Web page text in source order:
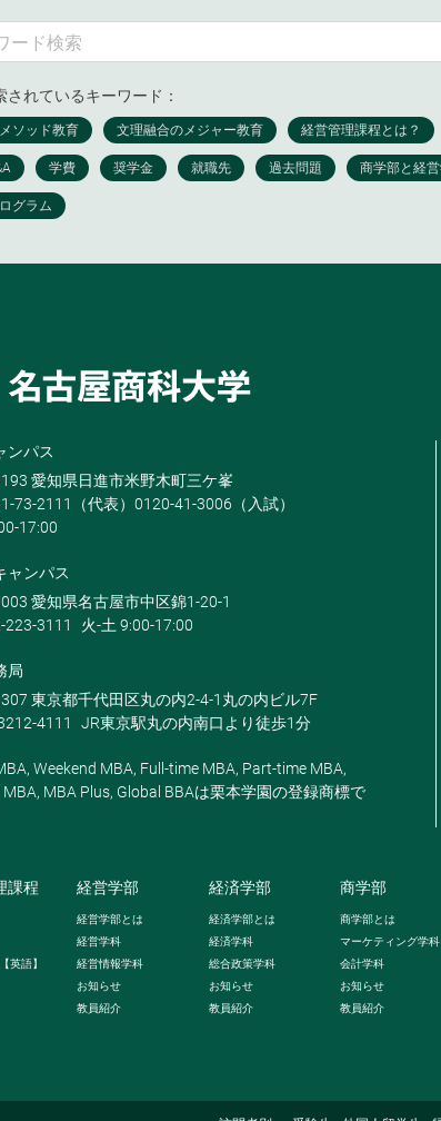
されているキーワード：
ンパス
愛知県日進市米野木町三ケ峯
73-2111（代表）0120-41-3006（入試）
17:00
ャンパス
愛知県名古屋市中区錦1-20-1
223-3111
火-土 9:00-17:00
局
東京都千代田区丸の内2-4-1丸の内ビル7F
4111
JR東京駅丸の内南口より徒歩1分
Weekend MBA, Full-time MBA, Part-time MBA,
MBA, MBA Plus, Global BBAは栗本学園の登録商標で
課程
【英語】
経営学部
経営学部とは
経営学科
経営情報学科
お知らせ
教員紹介
経済学部
経済学部とは
経済学科
総合政策学科
お知らせ
教員紹介
商学部
商学部とは
マーケティング学科
会計学科
お知らせ
教員紹介